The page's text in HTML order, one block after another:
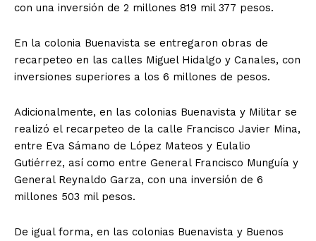
con una inversión de 2 millones 819 mil 377 pesos.
En la colonia Buenavista se entregaron obras de
recarpeteo en las calles Miguel Hidalgo y Canales, con
inversiones superiores a los 6 millones de pesos.
Adicionalmente, en las colonias Buenavista y Militar se
realizó el recarpeteo de la calle Francisco Javier Mina,
entre Eva Sámano de López Mateos y Eulalio
Gutiérrez, así como entre General Francisco Munguía y
General Reynaldo Garza, con una inversión de 6
millones 503 mil pesos.
De igual forma, en las colonias Buenavista y Buenos